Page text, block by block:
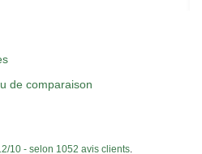
de comparaison
/10 - selon 1052 avis clients.